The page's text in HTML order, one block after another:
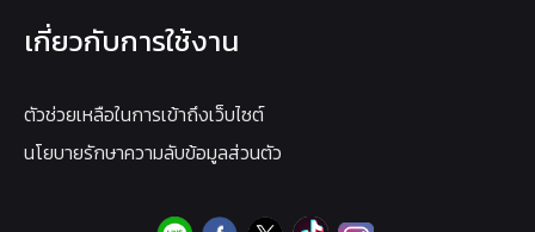
เกี่ยวกับการใช้งาน
ตัวช่วยเหลือในการเข้าถึงเว็บไซต์
นโยบายรักษาความลับข้อมูลส่วนตัว